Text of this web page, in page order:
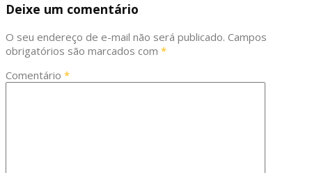
Deixe um comentário
O seu endereço de e-mail não será publicado. Campos
obrigatórios são marcados com *
Comentário *